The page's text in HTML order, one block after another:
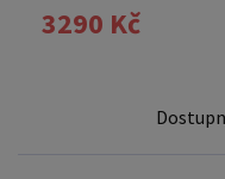
3290 Kč